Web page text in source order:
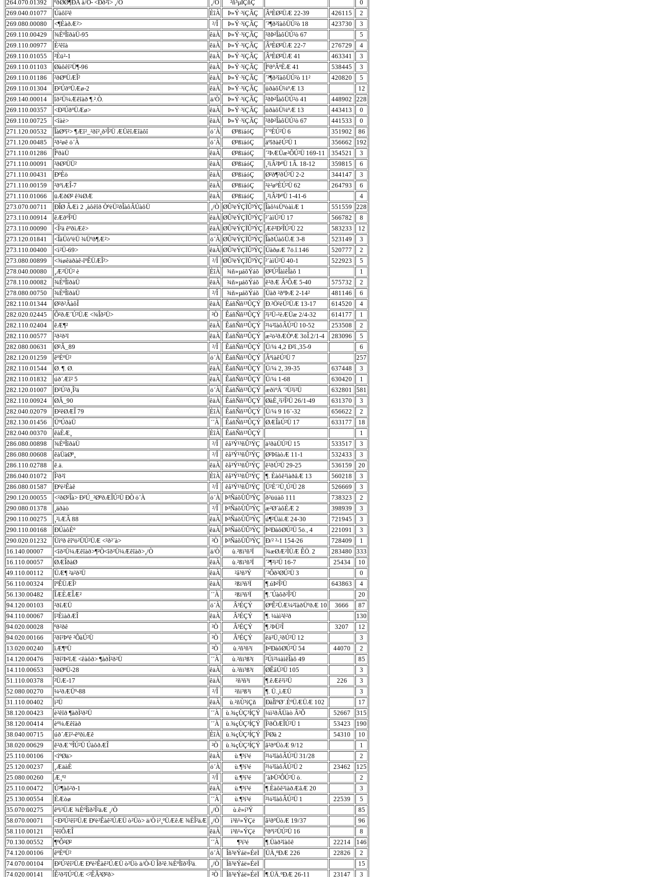
264.070.01392
ºðØØ¶ÐÀ ä/Ò- <Ðð²î> ¸/Ò ¸/Ò ²ñ³µÏÇñÇ
0
269.040.01077
Úàôî²ê ÈîÀ Þ»Ý·³íÇÃÇ ÂºÈØ²ÜÆ 22-39 426115
2
269.080.00080
<¶ÈàðÆ²> ²/Î Þ»Ý·³íÇÃÇ ´²¶ð²îàôÜÚ²ò 18 423730
3
269.110.00429
¾ÈºÎîðàÜ-95 êäÀ Þ»Ý·³íÇÃÇ ²ðÞ²ÎàôÜÚ²ò 67
5
269.110.00977
È²êîà êäÀ Þ»Ý·³íÇÃÇ ÂºÈØ²ÜÆ 22-7 276729
4
269.110.01055
²Èü²-1 êäÀ Þ»Ý·³íÇÃÇ ÂºÈØ²ÜÆ 41 463341
3
269.110.01103
Øàôêî²Ü¶-96 êäÀ Þ»Ý·³íÇÃÇ ÌºðºÂºÈÆ 41 538445
3
269.110.01186
²ðØºÜÆÎ² êäÀ Þ»Ý·³íÇÃÇ ´²¶ð²îàôÜÚ²ò 11² 420820
5
269.110.01304
Ð²ÚðºÜÆø-2 êäÀ Þ»Ý·³íÇÃÇ üðàôÜ¼ºÆ 13
12
269.140.00014
îð²Ü¼Æêîàð ¶.².Ò. ä/Ò Þ»Ý·³íÇÃÇ ²ðÞ²ÎàôÜÚ²ò 41 448902
228
269.110.00357
<Ð²ÚðºÜÆø> êäÀ Þ»Ý·³íÇÃÇ üðàôÜ¼ºÆ 13 443413
0
269.110.00725
<îàè> êäÀ Þ»Ý·³íÇÃÇ ²ðÞ²ÎàôÜÚ²ò 67 441533
0
271.120.00532
ÎàØºî²> ¶Æî²_²ðî²¸ð²Î²Ü ÆÜêîÆîàôî ö´À Ø³ßïáóÇ ²´ºÈÚ²Ü 6 351902
86
271.120.00485
²ð²øê ö´À ö´À Ø³ßïáóÇ äºîðàêÚ²Ü 1 356662
192
271.110.01286
ÎºðàÜ êäÀ Ø³ßïáóÇ ´²ÞÆÜæ²ÔÚ²Ü 169-11 354521
3
271.110.00091
²ðØ²ÜÜ² êäÀ Ø³ßïáóÇ ¸²ìÂ²ÞºÜ 1Â. 18-12 359815
6
271.110.00431
ÐºÈö êäÀ Ø³ßïáóÇ Ø²ð¶²ðÚ²Ü 2-2 344147
3
271.110.00159
²ðºìÆÎ-7 êäÀ Ø³ßïáóÇ ²è²øºÈÚ²Ü 62 264793
6
271.110.01066
üÆðØ² ê¾ØÆ êäÀ Ø³ßïáóÇ ¸²ìÂ²ÞºÜ 1-41-6
4
273.070.00711
ÐÎØ ÂÆì 2 ¸àôêîð ÒºèÜ²ðÎàôÂÚàôÜ ¸/Ò ØÛ³ëÝÇÏÛ³ÝÇ Îàô¼ÜºòàìÆ 1 551559
228
273.110.00914
êÆðºÎ²Ü êäÀ ØÛ³ëÝÇÏÛ³ÝÇ ²´àìÚ²Ü 17 566782
8
273.110.00090
<Î²ä êºðìÆê> êäÀ ØÛ³ëÝÇÏÛ³ÝÇ Æê²Ð²ÎÚ²Ü 22 583233
12
273.120.01841
<ÎàÜòºèÜ ¾Üºð¶Æ²> ö´À ØÛ³ëÝÇÏÛ³ÝÇ ÎàðÚàôÜÆ 3-8 523149
3
273.110.00400
<ì²Ü-69> êäÀ ØÛ³ëÝÇÏÛ³ÝÇ ÜàðøÆ 7ö.î.146 520777
2
273.080.00899
<¾øêäðàê-îºÊÜÆÎ²> ²/Î ØÛ³ëÝÇÏÛ³ÝÇ ²´àìÚ²Ü 40-1 522923
5
278.040.00080
¸Æ²ÜÜ² è ÈîÀ ¾ñ»µáõÝáõ Ø²Ú²ÎàìêÎàô 1
1
278.110.00082
¾ÈºÎîðàÜ êäÀ ¾ñ»µáõÝáõ ê²ðÆ Â²ÔÆ 5-40 575732
2
278.080.00750
¾ÈºÎîðàÜ ²/Î ¾ñ»µáõÝáõ Üàð ²ðºÞÆ 2-14² 481146
6
282.110.01344
Ø²ð²ÂàôÎ êäÀ ÊáñÑñ¹³ÛÇÝ Ð.²Ö²èÚ²ÜÆ 13-17 614520
4
282.020.02445
Ô²ðÆ´Ú²ÜÆ <¾Îð²Ü> ²Ò ÊáñÑñ¹³ÛÇÝ ²ì²Ü-²èÆÜæ 2/4-32 614177
1
282.110.02404
êÆ¶² êäÀ ÊáñÑñ¹³ÛÇÝ ²¼²îàôÂÚ²Ü 10-52 253508
2
282.110.00577
²ð²ð²î êäÀ ÊáñÑñ¹³ÛÇÝ æ²ö²ðÆÒºÆ 3öÎ.2/1-4 283096
5
282.080.00631
Ø²Â_89 ²/Î ÊáñÑñ¹³ÛÇÝ Ü/¼ 4,2 Ð²î.,35-9
6
282.120.01259
êºÈºÜ² ö´À ÊáñÑñ¹³ÛÇÝ ÂºìàêÚ²Ü 7
257
282.110.01544
Ø. ¶. Ø. êäÀ ÊáñÑñ¹³ÛÇÝ Ü/¼ 2, 39-35 637448
3
282.110.01832
úð´Æî² 5 êäÀ ÊáñÑñ¹³ÛÇÝ Ü/¼ 1-68 630420
1
282.120.01007
Ð²Ú²ð¸Î²ä ö´À ÊáñÑñ¹³ÛÇÝ æðìºÄ ´²Ü²ì²Ü 632801
581
282.110.00924
ØÂ_90 êäÀ ÊáñÑñ¹³ÛÇÝ ØàÈ¸²ì²Î²Ü 26/1-49 631370
3
282.040.02079
Ð²êØÆÎ 79 ÈîÀ ÊáñÑñ¹³ÛÇÝ Ü/¼ 9 16´-32 656622
2
282.130.01456
ÜºÚðàÜ ´´À ÊáñÑñ¹³ÛÇÝ ØÆÎàÚ²Ü 17 633177
18
282.040.00370
êàÈÆ¸ ÈîÀ ÊáñÑñ¹³ÛÇÝ
1
286.080.00898
¾ÈºÎîðàÜ ²/Î êå³Ý¹³ñÛ³ÝÇ ä²ðàÜÚ²Ü 15 533517
3
286.080.00608
êàÜàØº¸ ²/Î êå³Ý¹³ñÛ³ÝÇ Ø²ÞîàòÆ 11-1 532433
3
286.110.02788
ê.ä. êäÀ êå³Ý¹³ñÛ³ÝÇ ê²ðÚ²Ü 29-25 536159
20
286.040.01072
Î²ð²î ÈîÀ êå³Ý¹³ñÛ³ÝÇ ¶. Èàôê²ìàðâÆ 13 560218
3
286.080.01587
Ðºè²Êàê ²/Î êå³Ý¹³ñÛ³ÝÇ Ü²È´²Ü¸Ú²Ü 28 526669
3
290.120.00055
<²ðØ²Îà> Ð²Ú_²ØºðÆÎÚ²Ü ÐÒ ö´À ö´À Þ³ÑáõÙÛ³ÝÇ ð²üüàô 111 738323
2
290.080.01378
¸äðàò ²/Î Þ³ÑáõÙÛ³ÝÇ æ²Ø´àôÈÆ 2 398939
3
290.110.00275
¸²ìÆÂ 88 êäÀ Þ³ÑáõÙÛ³ÝÇ ú¶²ÜàìÆ 24-30 721945
3
290.110.00168
ÐÚàôÈº êäÀ Þ³ÑáõÙÛ³ÝÇ Þ²ÐàôØÚ²Ü 5ö., 4 221091
3
290.020.01232
Üìºð êîºö²ÜÚ²ÜÆ <²ð²´à> ²Ò Þ³ÑáõÙÛ³ÝÇ Ð/² ²-1 154-26 728409
1
16.140.00007
<îð²Ü¼Æêîàð>¶²Ò<îð²Ü¼Æêîàð>¸/Ò ä/Ò ù.²ßï³ñ³Ï ¾æØÆ²ÌÜÆ ÊÖ. 2 283480
333
16.110.00057
ØÆÎðàØ êäÀ ù.²ßï³ñ³Ï ´²¶²ì²Ü 16-7 25434
10
49.110.00112
ÜÆ¶ ²ä²ð²Ü êäÀ ²å³ñ³Ý ´²Ôð²ØÚ²Ü 3
0
56.110.00324
îºÊÜÆÎ² êäÀ ²ßï³ñ³Ï ¶.úÞ²Î²Ü 643863
4
56.130.00482
ÎÆÈÆÎÆ² ´´À ²ßï³ñ³Ï ¶.´Úàôð²Î²Ü
20
94.120.00103
²ðîÆÜ ö´À Â³ÉÇÝ ØºÊ²ÜÆ¼²îàðÜºðÆ 10 3666
87
94.110.00067
î²ÈìàðÆÎ êäÀ Â³ÉÇÝ ¶. ¼àì²ê²ð
130
94.020.00028
ºð²ðê ²Ò Â³ÉÇÝ ¶.²ÞÜ²Î 3207
12
94.020.00166
²ðî²Þºê ²ÔàÚ²Ü ²Ò Â³ÉÇÝ êä²Ü¸²ðÚ²Ü 12
3
13.020.00240
ìÆ¶ºÜ ²Ò ù.²ñ³ñ³ï Þ²ÐàôØÚ²Ü 54 44070
2
14.120.00476
²ðî²Þ²îÆ <êàôð> ¶àðÌ²ð²Ü ´´À ù.²ñï³ß³ï ²Úì²¼àìêÎàô 49
85
14.110.00653
²ðØºÜ-28 êäÀ ù.²ñï³ß³ï ØÊâÚ²Ü 105
3
51.110.00378
²ÜÆ-17 êäÀ ²ñ³ñ³ï ¶.êÆê²ì²Ü 226
3
52.080.00270
¼²ðÆÜº-88 ²/Î ²ñï³ß³ï ¶. Ü.¸ìÆÜ
3
31.110.00402
ì²Ü êäÀ ù.²ñÙ³íÇñ ÐàÎîºØ´.ÈºÜÆÜÆ 102
17
38.120.00423
è²êîð ¶àðÌ²ð²Ü ´´À ù.¾çÙÇ³ÍÇÝ ¼ì²ðÂÜàò Â²Ô 52667
315
38.120.00414
èº¼Æêîàð ´´À ù.¾çÙÇ³ÍÇÝ Î²ðÖÆÎÚ²Ü 1 53423
190
38.040.00715
úð´Æî²-êºðìÆê ÈîÀ ù.¾çÙÇ³ÍÇÝ Î²Øà 2 54310
10
38.020.00629
ê²ðÆ´ºÎÚ²Ü ÚàôðÆÎ ²Ò ù.¾çÙÇ³ÍÇÝ â²ðºÜòÆ 9/12
1
25.110.00106
<îºØä> êäÀ ù.¶³í³é ²¼²îàôÂÚ²Ü 31/28
2
25.120.00237
¸ÆäàÈ ö´À ù.¶³í³é ²¼²îàôÂÚ²Ü 2 23462
125
25.080.00260
Æ¸º² ²/Î ù.¶³í³é ´àÞÜ²ÔÚ²Ü ö.
2
25.110.00472
Ú²¶àô²ð-1 êäÀ ù.¶³í³é ¶.Èàôê²ìàðÆâÆ 20
3
25.130.00554
ÈÆòø ´´À ù.¶³í³é ²¼²îàôÂÚ²Ü 1 22539
5
35.070.00275
êºì²ÜÆ ¾ÈºÎîð²Î²äÆ ¸/Ò ¸/Ò ù.ê»í³Ý
85
58.070.00071
<Ð²Ú²êî²ÜÆ Ðºè²Êàê²ÚÆÜ ò²Üò> ä/Ò ì²¸ºÜÆêÆ ¾ÈÎ²äÆ ¸/Ò ì³ñ¹»ÝÇë â²ðºÜòÆ 19/37
96
58.110.00121
²êîÔÆÎ êäÀ ì³ñ¹»ÝÇë ºðºì²ÜÚ²Ü 16
8
70.130.00552
¶ºÔ²Ø² ´´À ¶³í³é ¶.Üàð²îàôê 22214
146
74.120.00106
êºÈºÜ² ö´À Îñ³ëÝáë»ÉëÏ ÜÄ¸ºÐÆ 226 22826
2
74.070.00104
Ð²Ú²êî²ÜÆ Ðºè²Êàê²ÚÆÜ ò²Üò ä/Ò-Ü Îð²ê.¾ÈºÎîð²Î²ä. ¸/Ò Îñ³ëÝáë»ÉëÏ
15
74.020.00141
Ê²ð²îÚ²ÜÆ <²ÊÂ²Ø²ð> ²Ò Îñ³ëÝáë»ÉëÏ ¶.ÜÄ¸ºÐÆ 26-11 23147 3